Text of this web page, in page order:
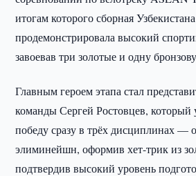
итогам которого сборная Узбекистана
продемонстрировала высокий
завоевав три золотые и одну
Главным героем этапа стал
команды Сергей Ростовцев, который
победу сразу в трёх дисциплинах —
элиминейшн, оформив хет-трик из
подтвердив высокий уровень